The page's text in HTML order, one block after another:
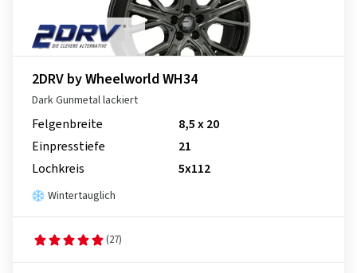
2DRV by Wheelworld WH34
Dark Gunmetal lackiert
Felgenbreite
8,5 x 20
Einpresstiefe
21
Lochkreis
5x112
Wintertauglich
(27)